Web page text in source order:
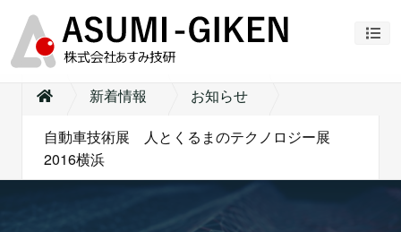
ナビ
新着情報
お知らせ
自動車技術展 人とくるまのテクノロジー展
2016横浜